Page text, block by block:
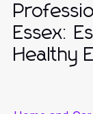
Essex:
Healthy